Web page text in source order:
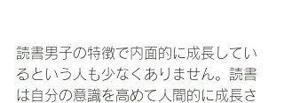
読書男子の特徴で内面的に成長してい
るという人も少なくありません。読書
は自分の意識を高めて人間的に成長さ